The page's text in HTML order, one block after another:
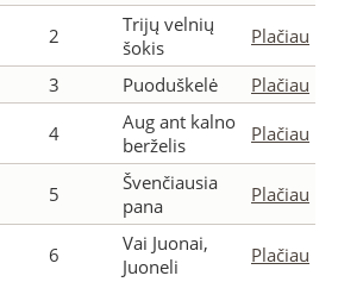
2
Trijų velnių
šokis
Plačiau
3 Puoduškelė Plačiau
4
Aug ant kalno
berželis
Plačiau
5
Švenčiausia
pana
Plačiau
6
Vai Juonai,
Juoneli
Plačiau